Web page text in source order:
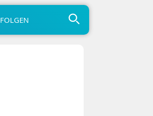
FOLGEN